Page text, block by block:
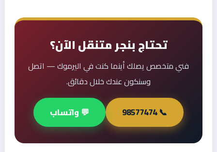
تحتاج بنجر متنقل الآن؟
فني متخصص يصلك أينما كنت في اليرموك — اتصل
وسنكون عندك خلال دقائق.
📞 98577474 💬 واتساب